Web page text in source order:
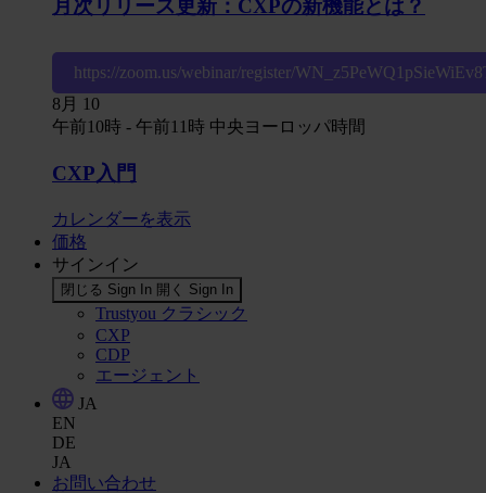
月次リリース更新：CXPの新機能とは？
https://zoom.us/webinar/register/
8月
10
午前10時 - 午前11時 中央ヨーロッパ時間
CXP入門
カレンダーを表示
価格
サインイン
閉じる Sign In 開く Sign In
Trustyou クラシック
CXP
CDP
エージェント
JA
EN
DE
JA
お問い合わせ